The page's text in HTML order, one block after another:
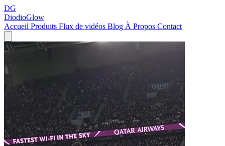
DG
DiodioGlow
Accueil Produits Flux de vidéos Blog À Propos Contact